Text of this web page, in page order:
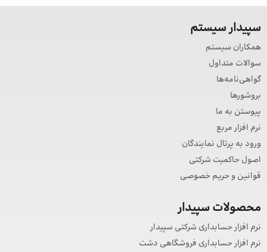
سپیدار سیستم
همکاران سیستم
سوالات متداول
گواهی‌نامه‌ها
بروشورها
پیوستن به ما
نرم افزار مربع
ورود به پرتال نمایندگان
اصول حاکمیت شرکتی
قوانین و حریم خصوصی
محصولات سپیدار
نرم افزار حسابداری شرکتی سپیدار
نرم افزار حسابداری فروشگاهی دشت